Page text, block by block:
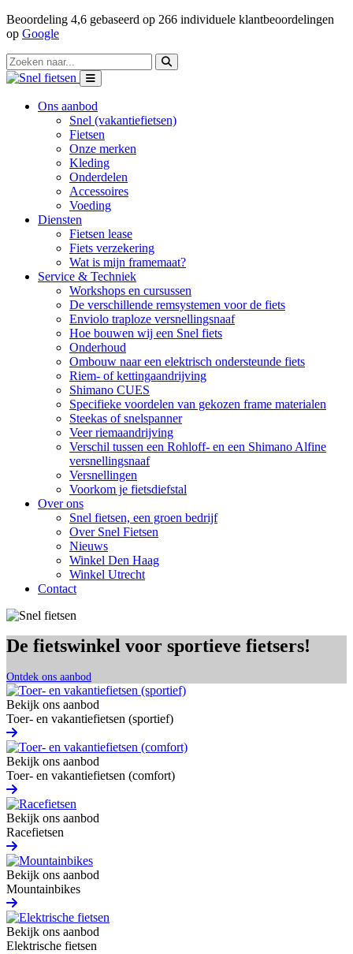
Beoordeling 4,6 gebaseerd op 266 individuele klantbeoordelingen
op Google
Ons aanbod
Snel (vakantiefietsen)
Fietsen
Onze merken
Kleding
Onderdelen
Accessoires
Voeding
Diensten
Fietsen lease
Fiets verzekering
Wat is mijn framemaat?
Service & Techniek
Workshops en cursussen
De verschillende remsystemen voor de fiets
Enviolo traploze versnellingsnaaf
Hoe bouwen wij een Snel fiets
Onderhoud
Ombouw naar een elektrisch ondersteunde fiets
Riem- of kettingaandrijving
Shimano CUES
Specifieke voordelen van gekozen frame materialen
Steekas of snelspanner
Veer riemaandrijving
Verschil tussen een Rohloff- en een Shimano Alfine
versnellingsnaaf
Versnellingen
Voorkom je fietsdiefstal
Over ons
Snel fietsen, een groen bedrijf
Over Snel Fietsen
Nieuws
Winkel Den Haag
Winkel Utrecht
Contact
De fietswinkel voor sportieve fietsers!
Ontdek ons aanbod
Bekijk ons aanbod
Toer- en vakantiefietsen (sportief)
Bekijk ons aanbod
Toer- en vakantiefietsen (comfort)
Bekijk ons aanbod
Racefietsen
Bekijk ons aanbod
Mountainbikes
Bekijk ons aanbod
Elektrische fietsen